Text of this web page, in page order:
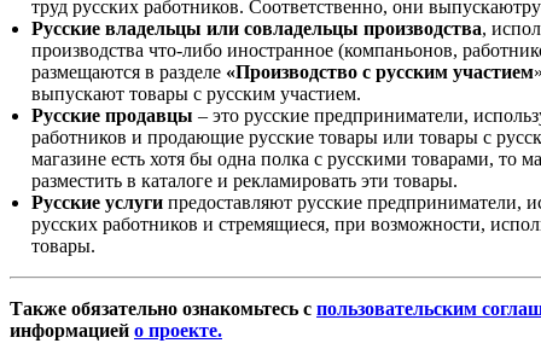
труд русских работников. Соответственно, они
Русские владельцы или совладельцы производства,
производства что-либо иностранное (компаньонов,
размещаются в разделе «Производство с русским участием
выпускают товары с русским участием.
Русские продавцы – это русские предприниматели,
работников и продающие русские товары или товары с
магазине есть хотя бы одна полка с русскими товарами, то
разместить в каталоге и рекламировать эти товары.
Русские услуги предоставляют русские предприниматели,
русских работников и стремящиеся, при возможности,
товары.
Также обязательно ознакомьтесь с пользовательским
информацией о проекте.